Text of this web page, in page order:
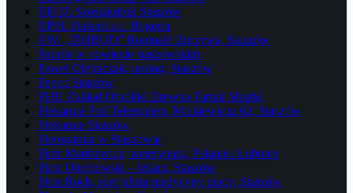
P.H.U. Szostakdruk Staszów
P.P.H. Haland s.c. Bogoria
P.W. „IZOBUD” Romuald Zgrzywa, Staszów
Parafie w powiecie staszowskim
Paweł Olejniczak, urolog, Staszów
Pepco Staszów
PHU Zakład Obróbki Drewna Tartak Mostki
Piekarnia Pod Telegrafem, Mickiewicza 62, Staszów
Piekarnie Staszów
Pierogarnia w Staszowie
Piotr Markiewicz, weterynarz, Połaniec Łubnice
Piotr Olechowski – lekarz, Staszów
Piotr Roch, specjalista medycyny pracy, Staszów